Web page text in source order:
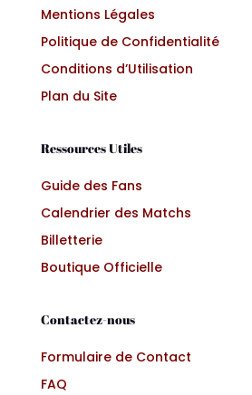
Mentions Légales
Politique de Confidentialité
Conditions d’Utilisation
Plan du Site
Ressources Utiles
Guide des Fans
Calendrier des Matchs
Billetterie
Boutique Officielle
Contactez-nous
Formulaire de Contact
FAQ